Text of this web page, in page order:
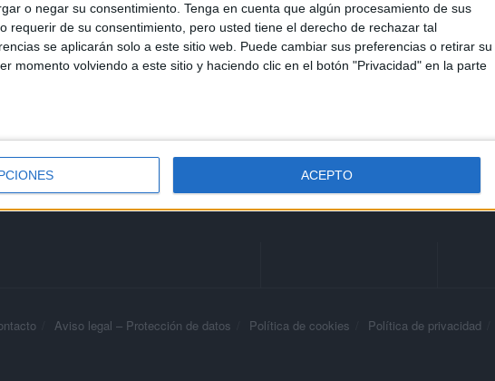
o negar su consentimiento. Tenga en cuenta que algún procesamiento de sus
requerir de su consentimiento, pero usted tiene el derecho de rechazar tal
se aplicarán solo a este sitio web. Puede cambiar sus preferencias o retirar su
momento volviendo a este sitio y haciendo clic en el botón "Privacidad" en la parte
ACEPTO
Preocupación por las fotos
de menores con soldados
trasladados a la frontera
Aviso legal – Protección de datos Política de cookies Política de privacidad